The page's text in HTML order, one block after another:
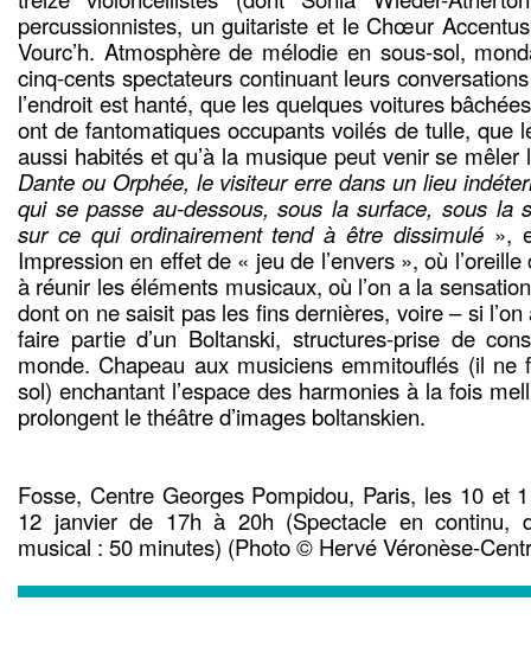
percussionnistes, un guitariste et le Chœur
Vourc’h. Atmosphère de mélodie en sous-sol,
cinq-cents spectateurs continuant leurs
l’endroit est hanté, que les quelques voitures
ont de fantomatiques occupants voilés de tulle, que
aussi habités et qu’à la musique peut venir se
Dante ou Orphée, le visiteur erre dans un lieu
qui se passe au-dessous, sous la surface, sous la
sur ce qui ordinairement tend à être dissimulé»,
Impression en effet de « jeu de l’envers », où
à réunir les éléments musicaux, où l’on a la
dont on ne saisit pas les fins dernières, voire – si
faire partie d’un Boltanski, structures-prise de
monde. Chapeau aux musiciens emmitouflés (il ne
sol) enchantant l’espace des harmonies à la fois
prolongent le théâtre d’images boltanskien.
Fosse, Centre Georges Pompidou, Paris, les 10 et
12 janvier de 17h à 20h (Spectacle en continu,
musical : 50 minutes) (Photo © Hervé Véronèse-